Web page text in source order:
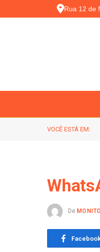
Rua 12 de
VOCÊ ESTÁ EM:
De